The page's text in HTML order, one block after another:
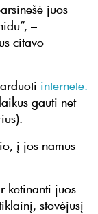
juos
–
citavo
internete.
gauti net
į jos namus
ketinanti juos
stovėjusį